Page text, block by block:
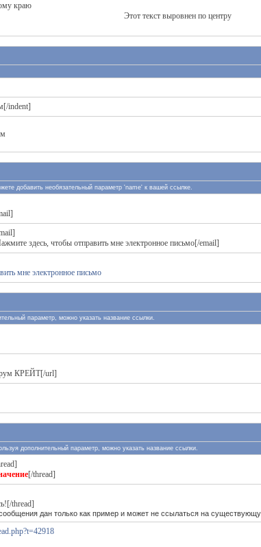
краю
Этот текст выровнен по центру
indent]
добавить необязательный параметр 'name' к вашей ссылке.
здесь, чтобы отправить мне электронное письмо[/email]
мне электронное письмо
параметр, можно указать название ссылки.
КРЕЙТ[/url]
дополнительный параметр, можно указать название ссылки.
[/thread]
thread]
дан только как пример и может не ссылаться на